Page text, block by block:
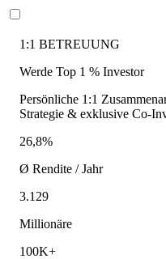
1:1 BETREUUNG
Werde Top 1 % Investor
Persönliche 1:1
Strategie & exklusive Co-
26,8%
Ø Rendite / Jahr
3.129
Millionäre
100K+